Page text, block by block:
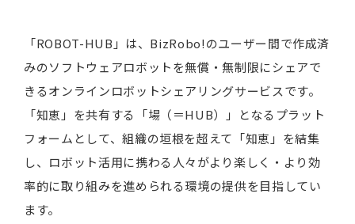
「ROBOT-HUB」は、BizRobo!のユーザー間で作成済
みのソフトウェアロボットを無償・無制限にシェアで
きるオンラインロボットシェアリングサービスです。
「知恵」を共有する「場（＝HUB）」となるプラット
フォームとして、組織の垣根を超えて「知恵」を結集
し、ロボット活用に携わる人々がより楽しく・より効
率的に取り組みを進められる環境の提供を目指してい
ます。